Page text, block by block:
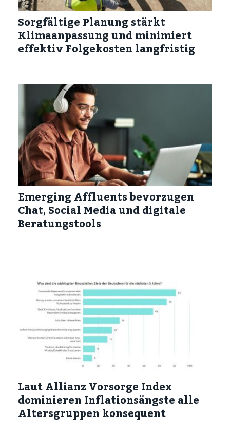
Sorgfältige Planung stärkt
Klimaanpassung und minimiert
effektiv Folgekosten langfristig
Emerging Affluents bevorzugen
Chat, Social Media und digitale
Beratungstools
Laut Allianz Vorsorge Index
dominieren Inflationsängste alle
Altersgruppen konsequent